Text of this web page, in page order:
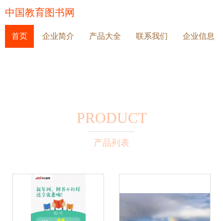
中国教育图书网
首页 企业简介 产品大全 联系我们 企业信息
PRODUCT
产品列表